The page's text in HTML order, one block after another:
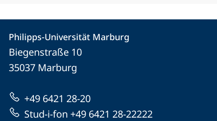
Kontakt
und
Informationen
zur
Website
Kontaktinformationen
Philipps-
Universität
Marburg
Philipps-Universität Marburg
Biegenstraße 10
35037 Marburg
+49 6421 28-20
Stud-i-fon +49 6421 28-22222